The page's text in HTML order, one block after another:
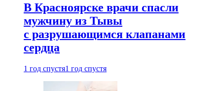
В Красноярске врачи спасли
мужчину из Тывы
с разрушающимся клапанами
сердца
1 год спустя1 год спустя